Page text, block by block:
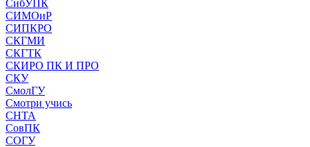
СибУПК
СИМОиР
СИПКРО
СКГМИ
СКГТК
СКИРО ПК И ПРО
СКУ
СмолГУ
Смотри учись
СНТА
СовПК
СОГУ